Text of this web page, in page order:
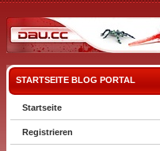
STARTSEITE BLOG PORTAL
Startseite
Registrieren